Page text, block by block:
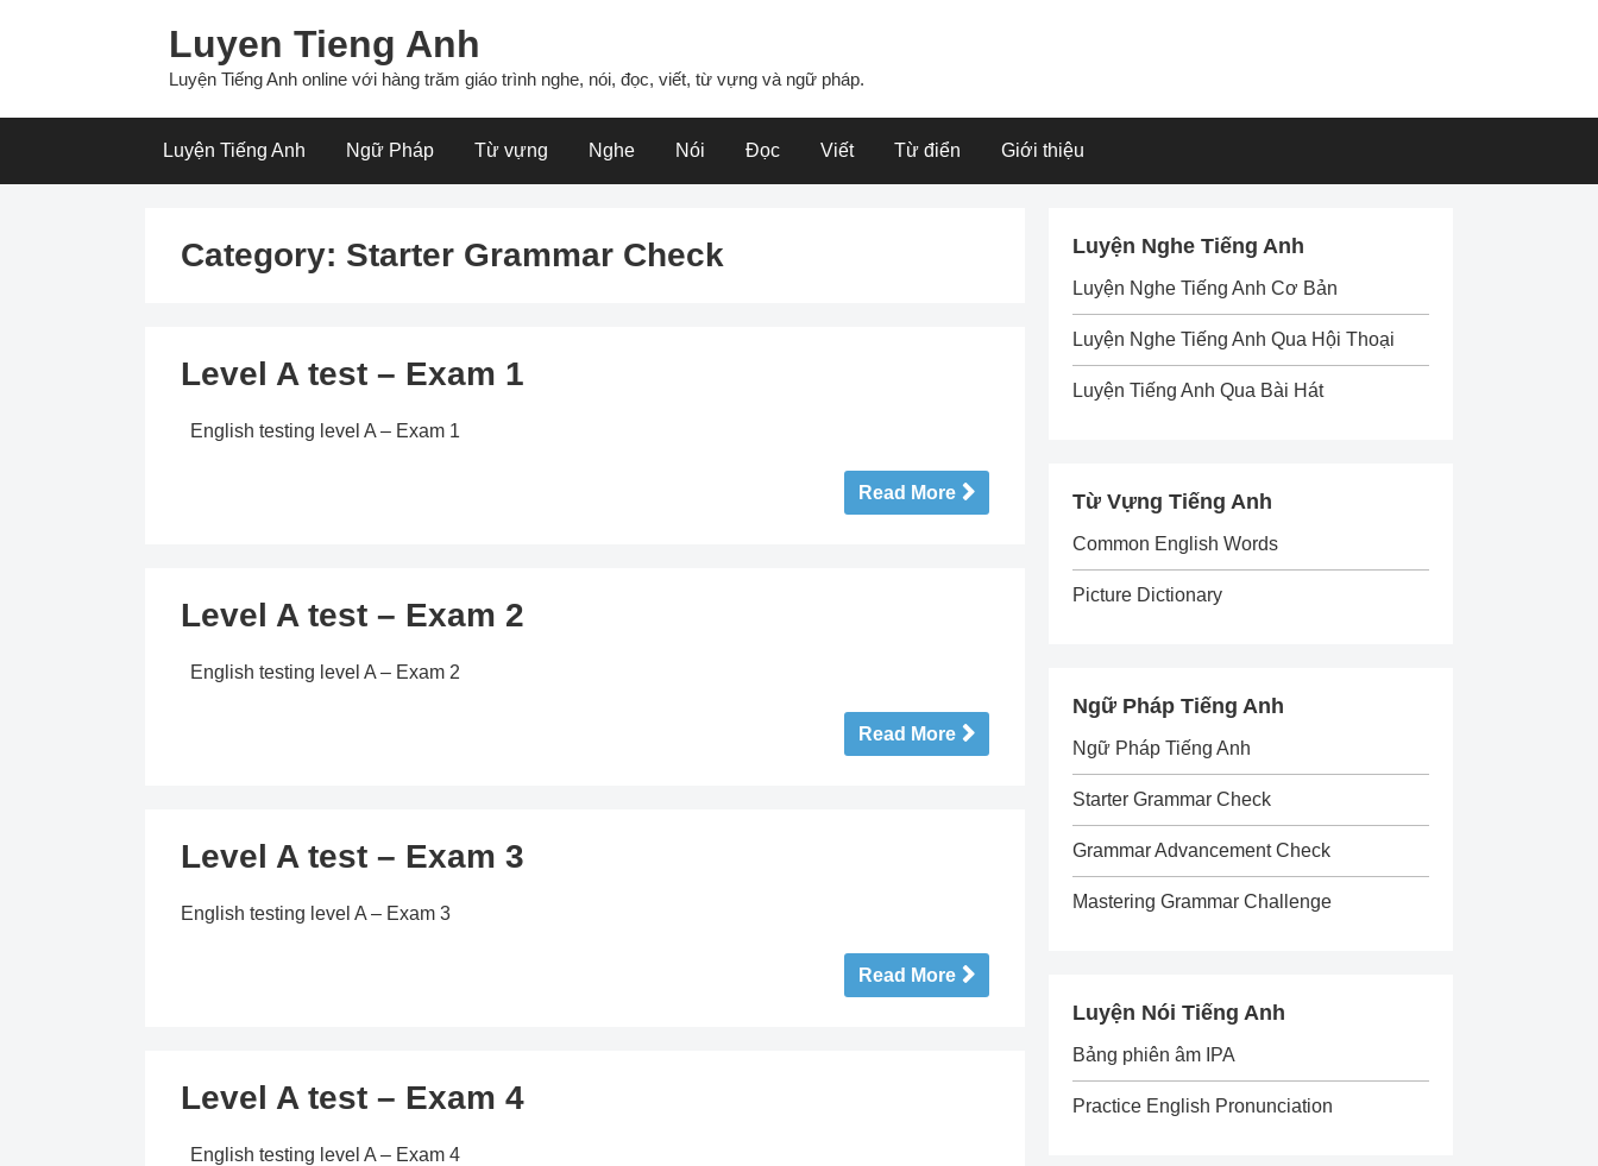
Luyen Tieng Anh
Luyện Tiếng Anh online với hàng trăm giáo trình nghe, nói, đọc, viết, từ vựng và ngữ pháp.
Luyện Tiếng Anh Ngữ Pháp Từ vựng Nghe Nói Đọc Viết Từ điển Giới thiệu
Category: Starter Grammar Check
Level A test – Exam 1
English testing level A – Exam 1
Read More
Level A test – Exam 2
English testing level A – Exam 2
Read More
Level A test – Exam 3
English testing level A – Exam 3
Read More
Level A test – Exam 4
English testing level A – Exam 4
Luyện Nghe Tiếng Anh
Luyện Nghe Tiếng Anh Cơ Bản
Luyện Nghe Tiếng Anh Qua Hội Thoại
Luyện Tiếng Anh Qua Bài Hát
Từ Vựng Tiếng Anh
Common English Words
Picture Dictionary
Ngữ Pháp Tiếng Anh
Ngữ Pháp Tiếng Anh
Starter Grammar Check
Grammar Advancement Check
Mastering Grammar Challenge
Luyện Nói Tiếng Anh
Bảng phiên âm IPA
Practice English Pronunciation